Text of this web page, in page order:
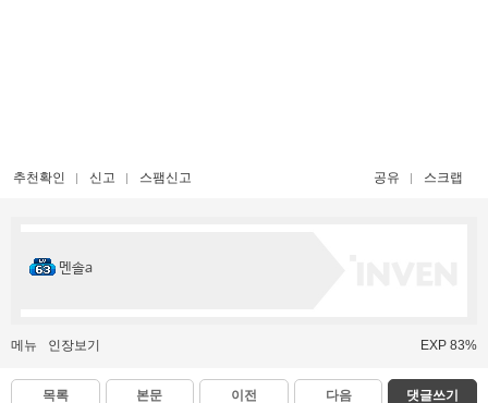
추천확인 신고 스팸신고 공유 스크랩
멘솔a
메뉴 인장보기 EXP 83%
목록 본문 이전 다음 댓글쓰기